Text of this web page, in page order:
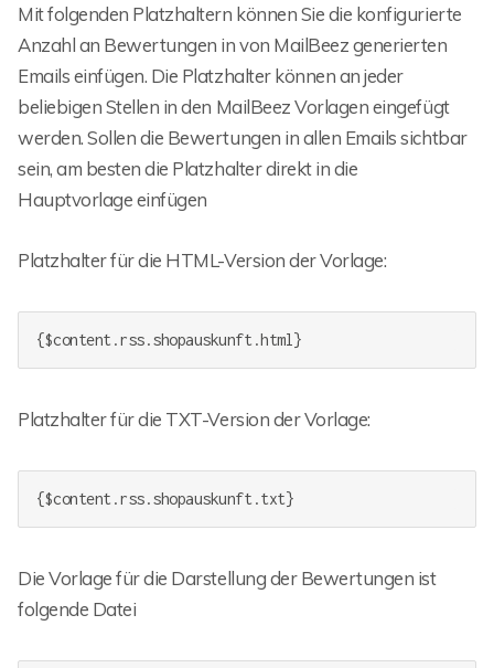
Mit folgenden Platzhaltern können Sie die konfigurierte
Anzahl an Bewertungen in von MailBeez generierten
Emails einfügen. Die Platzhalter können an jeder
beliebigen Stellen in den MailBeez Vorlagen eingefügt
werden. Sollen die Bewertungen in allen Emails sichtbar
sein, am besten die Platzhalter direkt in die
Hauptvorlage einfügen
Platzhalter für die HTML-Version der Vorlage:
{$content.rss.shopauskunft.html}
Platzhalter für die TXT-Version der Vorlage:
{$content.rss.shopauskunft.txt}
Die Vorlage für die Darstellung der Bewertungen ist
folgende Datei